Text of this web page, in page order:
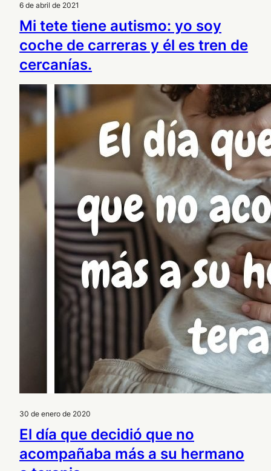
6 de abril de 2021
Mi tete tiene autismo: yo soy
coche de carreras y él es tren de
cercanías.
30 de enero de 2020
El día que decidió que no
acompañaba más a su hermano